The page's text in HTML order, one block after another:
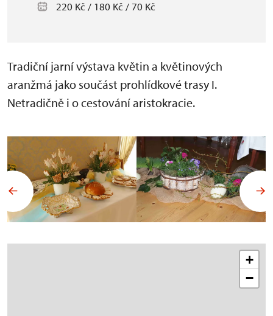
220 Kč / 180 Kč / 70 Kč
Tradiční jarní výstava květin a květinových
aranžmá jako součást prohlídkové trasy I.
Netradičně i o cestování aristokracie.
+
−